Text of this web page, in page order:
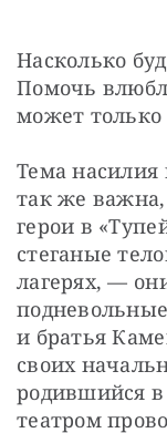
Насколько
Помочь
может только
Тема насилия
так же важна,
герои в
стеганые
лагерях, —
и братья
своих
родившийся в
театром